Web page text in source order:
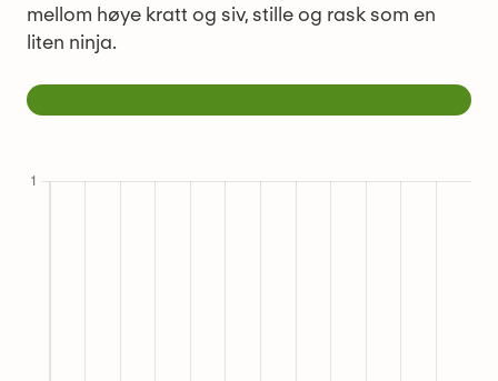
mellom høye kratt og siv, stille og rask som en
liten ninja.